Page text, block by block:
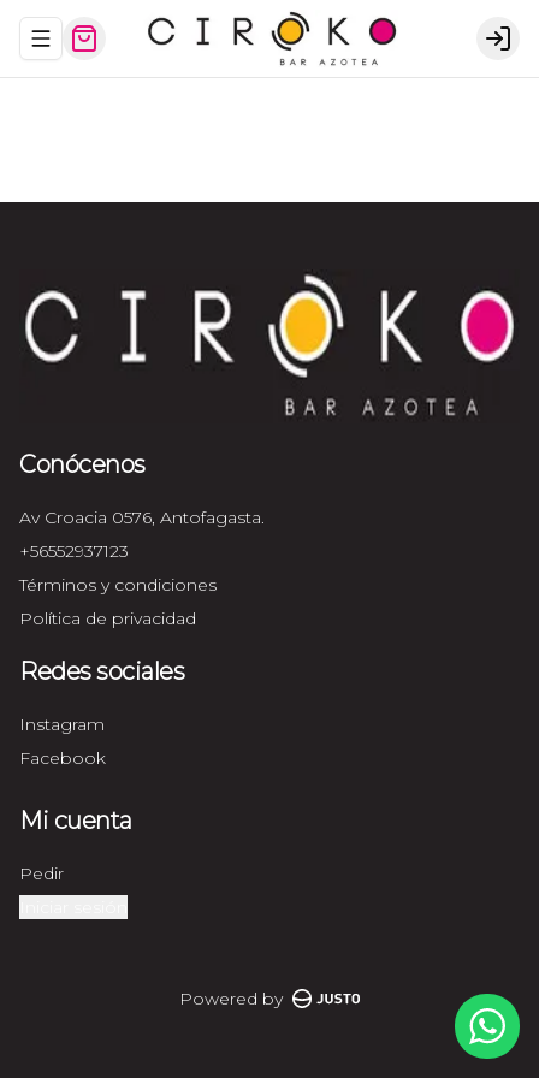
Abrir menu de navegación
Conócenos
Av Croacia 0576, Antofagasta.
+56552937123
Términos y condiciones
Política de privacidad
Redes sociales
Instagram
Facebook
Mi cuenta
Pedir
Powered by